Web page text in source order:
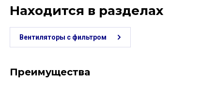
Находится в разделах
Вентиляторы с фильтром
Преимущества